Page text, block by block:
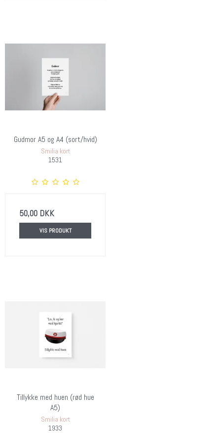
Gudmor A5 og A4 (sort/hvid)
Smilia kort
1531
50,00 DKK
VIS PRODUKT
Tillykke med huen (rød hue
A5)
Smilia kort
1933